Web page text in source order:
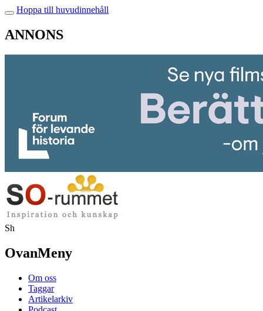
Hoppa till huvudinnehåll
ANNONS
Sh
OvanMeny
Om oss
Taggar
Artikelarkiv